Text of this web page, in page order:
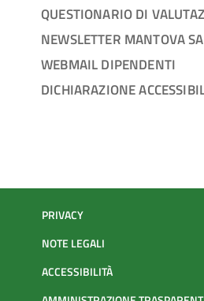
QUESTIONARIO DI
NEWSLETTER MANTOVA
WEBMAIL DIPENDENTI
DICHIARAZIONE
PRIVACY
NOTE LEGALI
ACCESSIBILITÀ